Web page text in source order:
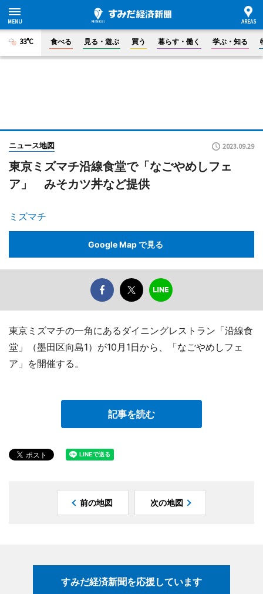
33°C 食べる 見る・遊ぶ 買う 暮らす・働く 学ぶ・知る
ニュース地図 2023.09.29
東京ミズマチ沿線食堂で「なごやめしフェ
ア」 みそカツ丼など提供
ミズマチ
Google Map で見る
東京ミズマチの一角にあるダイニングレストラン「沿線食
堂」（墨田区向島1）が10月1日から、「なごやめしフェ
ア」を開催する。
記事を読む
前の地図 次の地図
すみだ経済新聞を応援しています